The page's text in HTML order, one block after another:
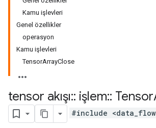
Kamu işlevleri
Genel özellikler
operasyon
Kamu işlevleri
TensorArrayClose
tensor akışı:: işlem:: Tensor
#include